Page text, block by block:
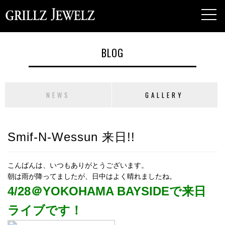
BLOG
NEWS GALLERY
Smif-N-Wessun 来日!!
こんばんは、いつもありがとうございます。
朝は雨が降ってましたが、日中はよく晴れましたね。
4/28＠YOKOHAMA BAYSIDEで来日
ライブです！